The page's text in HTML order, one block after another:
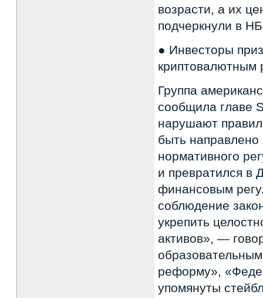
возрасти, а их
подчеркнули в
● Инвесторы
криптовалютным
Группа
сообщила главе
нарушают
быть
нормативного
и превратился в
финансовым
соблюдение
укрепить
активов», —
реформу»,
упомянуты